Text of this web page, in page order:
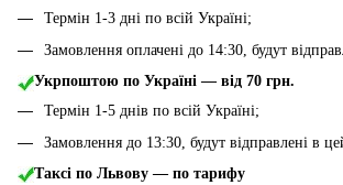
Термін 1-3 дні по всій Україні;
Замовлення оплачені до 14:30, будут
Укрпоштою по Україні — від 70 грн.
Термін 1-5 днів по всій Україні;
Замовлення до 13:30, будут відправлені в
Таксі по Львову — по тарифу